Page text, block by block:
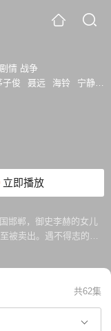
剧情 战争
子俊 聂远 海铃 宁静
立即播放
邯郸，御史李赫的女儿
被卖出。遇不得志的吕
时在赵国皇宫当人质的
胁，公主雅陷害皓镧不
吕不韦利用皓镧挑起事
。秦国有奸人散播谣言
共62集